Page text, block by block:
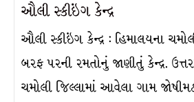
ઔલી સ્કીઇંગ કેન્દ્ર
ઔલી સ્કીઇંગ કેન્દ્ર : હિમાલયના
બરફ પરની રમતોનું જાણીતું કેન્દ્ર.
ચમોલી જિલ્લામાં આવેલા ગામ